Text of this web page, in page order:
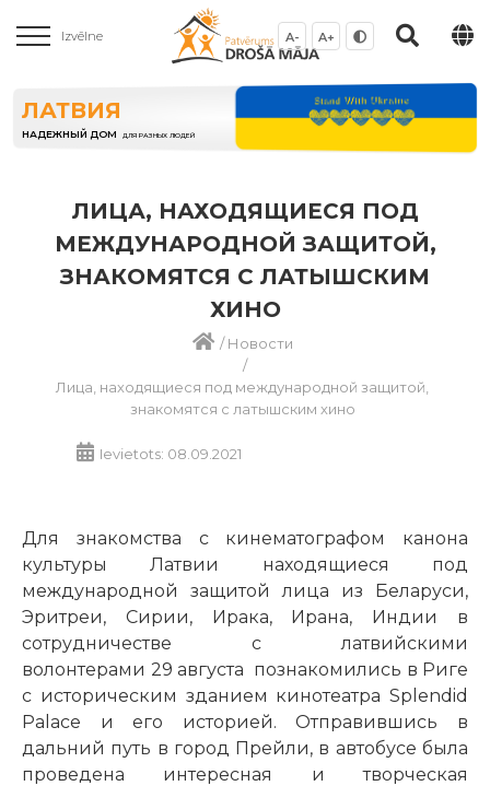
Izvēlne A- A+
ЛАТВИЯ
НАДЕЖНЫЙ ДОМ ДЛЯ РАЗНЫХ ЛЮДЕЙ
ЛИЦА, НАХОДЯЩИЕСЯ ПОД
МЕЖДУНАРОДНОЙ ЗАЩИТОЙ,
ЗНАКОМЯТСЯ С ЛАТЫШСКИМ
ХИНО
/Новости
/
Лица, находящиеся под международной защитой,
знакомятся с латышским хино
Ievietots: 08.09.2021
Для знакомства с кинематографом канона
культуры Латвии находящиеся под
международной защитой лица из Беларуси,
Эритреи, Сирии, Ирака, Ирана, Индии в
сотрудничестве с латвийскими
волонтерами 29 августа познакомились в Риге
с историческим зданием кинотеатра Splendid
Palace и его историей. Отправившись в
дальний путь в город Прейли, в автобусе была
проведена интересная и творческая